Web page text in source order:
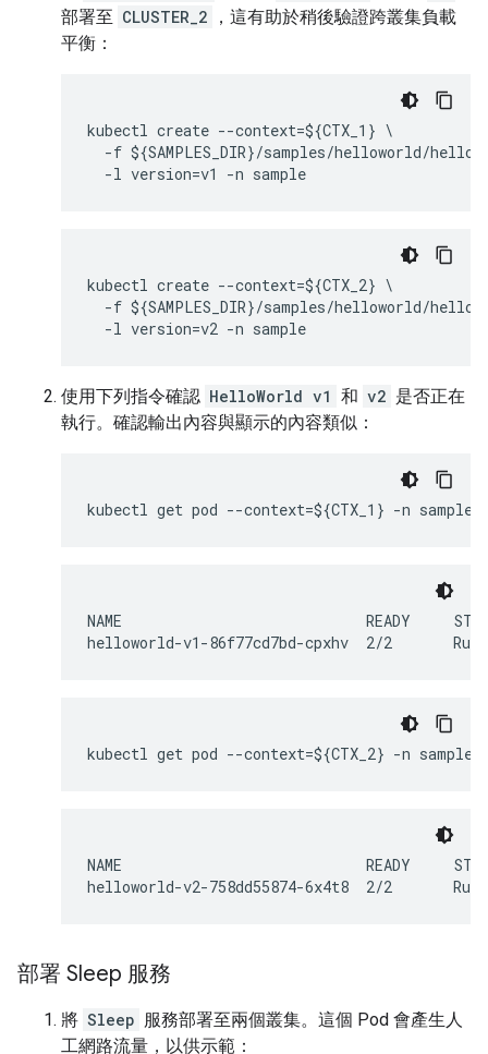
部署至 CLUSTER_2
，這有助於稍後驗證跨叢集負載
平衡：
kubectl create --context=${CTX_1} \
-f ${SAMPLES_DIR}/samples/helloworld/
  -l version=v1 -n sample
kubectl create --context=${CTX_2} \
-f ${SAMPLES_DIR}/samples/helloworld/
  -l version=v2 -n sample
使用下列指令確認 HelloWorld v1 和 v2 是否正在
執行。確認輸出內容與顯示的內容類似：
kubectl get pod --context=${CTX_1} -n sample
NAME                            READY     STATUS
helloworld-v1-86f77cd7bd-cpxhv  2/2
kubectl get pod --context=${CTX_2} -n sample
NAME                            READY     STATUS
helloworld-v2-758dd55874-6x4t8  2/2
部署 Sleep 服務
將 Sleep 服務部署至兩個叢集。這個 Pod 會產生人
工網路流量，以供示範：